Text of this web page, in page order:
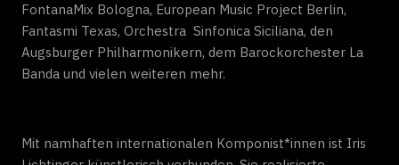
FontanaMix Bologna, European Music Project Berlin,
Fantasmi Texas, Orchestra Sinfonica Siciliana, den
Augsburger Philharmonikern, dem Barockorchester La
Banda und vielen weiteren mehr.
Mit namhaften internationalen Komponist*innen ist Iris